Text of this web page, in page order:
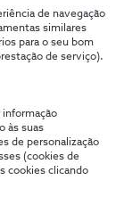
de navegação
similares
para o seu bom
de serviço).
informação
às suas
de personalização
(cookies de
cookies clicando